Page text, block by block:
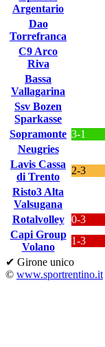
Argentario
Dao
Torrefranca
C9 Arco
Riva
Bassa
Vallagarina
Ssv Bozen
Sparkasse
Sopramonte 3-1
Neugries
Lavis Cassa
di Trento
2-3
Risto3 Alta
Valsugana
Rotalvolley
0-3
Capi Group
Volano
1-3
✔ Girone unico
© www.sportrentino.it